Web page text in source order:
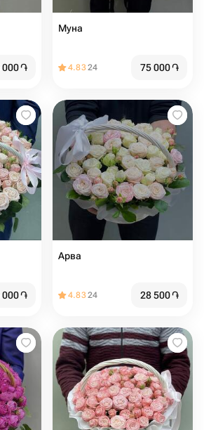
000֏
Муна
4.8324 75 000֏
000֏
Арва
4.8324 28 500֏